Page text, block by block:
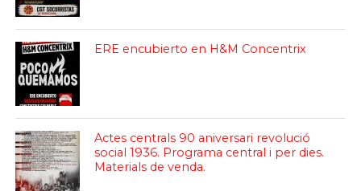
ERE encubierto en H&M Concentrix
Actes centrals 90 aniversari revolució
social 1936. Programa central i per dies.
Materials de venda.